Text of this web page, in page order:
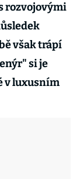
rozvojovými
však trápí
si je
v luxusním